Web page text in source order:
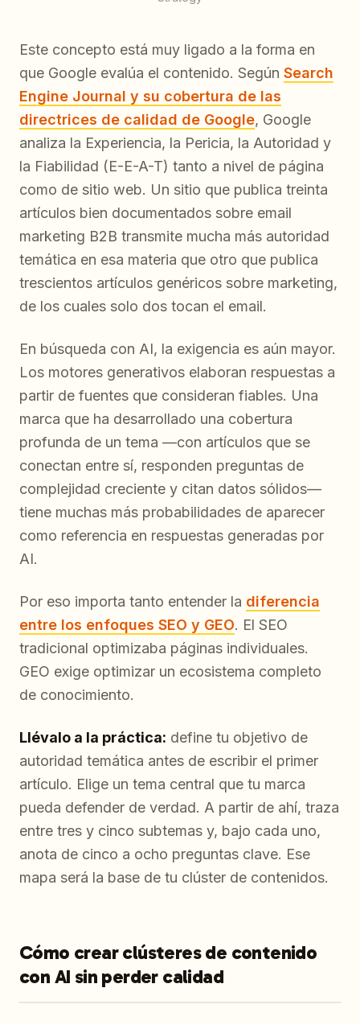
Este concepto está muy ligado a la forma en
que Google evalúa el contenido. Según Search
Engine Journal y su cobertura de las
directrices de calidad de Google, Google
analiza la Experiencia, la Pericia, la Autoridad y
la Fiabilidad (E-E-A-T) tanto a nivel de página
como de sitio web. Un sitio que publica treinta
artículos bien documentados sobre email
marketing B2B transmite mucha más autoridad
temática en esa materia que otro que publica
trescientos artículos genéricos sobre marketing,
de los cuales solo dos tocan el email.
En búsqueda con AI, la exigencia es aún mayor.
Los motores generativos elaboran respuestas a
partir de fuentes que consideran fiables. Una
marca que ha desarrollado una cobertura
profunda de un tema —con artículos que se
conectan entre sí, responden preguntas de
complejidad creciente y citan datos sólidos—
tiene muchas más probabilidades de aparecer
como referencia en respuestas generadas por
AI.
Por eso importa tanto entender la diferencia
entre los enfoques SEO y GEO. El SEO
tradicional optimizaba páginas individuales.
GEO exige optimizar un ecosistema completo
de conocimiento.
Llévalo a la práctica: define tu objetivo de
autoridad temática antes de escribir el primer
artículo. Elige un tema central que tu marca
pueda defender de verdad. A partir de ahí, traza
entre tres y cinco subtemas y, bajo cada uno,
anota de cinco a ocho preguntas clave. Ese
mapa será la base de tu clúster de contenidos.
Cómo crear clústeres de contenido
con AI sin perder calidad